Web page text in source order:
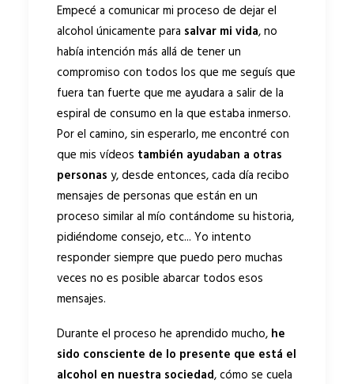
Empecé a comunicar mi proceso de dejar el
alcohol únicamente para salvar mi vida, no
había intención más allá de tener un
compromiso con todos los que me seguís que
fuera tan fuerte que me ayudara a salir de la
espiral de consumo en la que estaba inmerso.
Por el camino, sin esperarlo, me encontré con
que mis vídeos también ayudaban a otras
personas y, desde entonces, cada día recibo
mensajes de personas que están en un
proceso similar al mío contándome su historia,
pidiéndome consejo, etc... Yo intento
responder siempre que puedo pero muchas
veces no es posible abarcar todos esos
mensajes.
Durante el proceso he aprendido mucho, he
sido consciente de lo presente que está el
alcohol en nuestra sociedad, cómo se cuela